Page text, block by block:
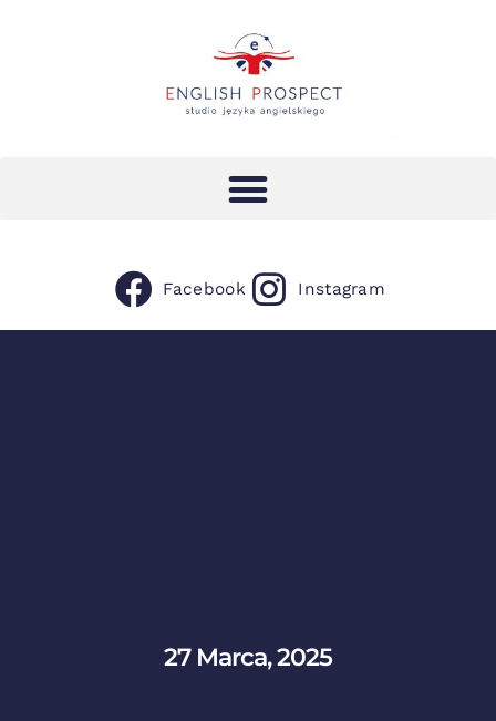
Facebook Instagram
27 Marca, 2025